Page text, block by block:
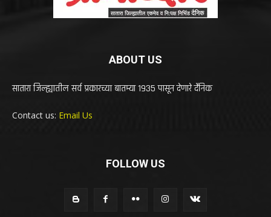
ABOUT US
सातारा जिल्ह्यातील सर्व प्रकारच्या बातम्या 1935 पासून देणारे दैनिक
Contact us: Email Us
FOLLOW US